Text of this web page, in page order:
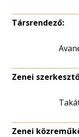
Társrendező:
Zenei
Zenei